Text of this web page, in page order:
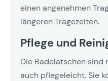
einen angenehmen
längeren Tragezeiten.
Pflege und
Die Badelatschen sind
auch pflegeleicht. Sie